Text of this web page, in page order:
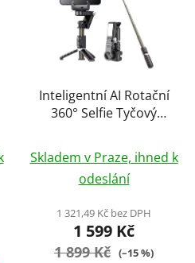
Inteligentní AI Rotační
360° Selfie Tyčový
Stabilizátorem Self
Trackovací Gimbal LED
Výplňové Světlo 4v1
hodnocení
produktu
je
4,0
z
Skladem v Praze, ihned k
odeslání
1 321,49 Kč bez DPH
1 599 Kč
1 899 Kč (–15 %)
ze světa content tvorby,